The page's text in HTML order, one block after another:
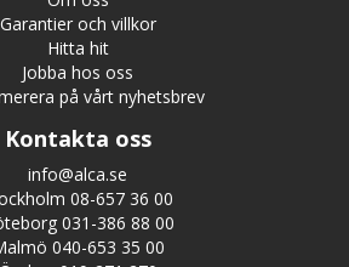
Garantier och villkor
Hitta hit
Jobba hos oss
på vårt nyhetsbrev
Kontakta oss
info@alca.se
08-657 36 00
031-386 88 00
040-653 35 00